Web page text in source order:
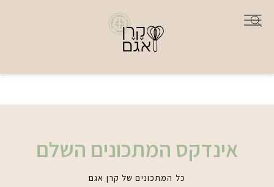
אינדקס המתכונים השלם
כל המתכונים של קרן אגם